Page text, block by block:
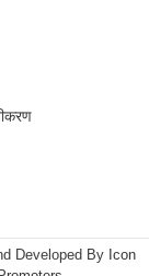
Developed By Icon